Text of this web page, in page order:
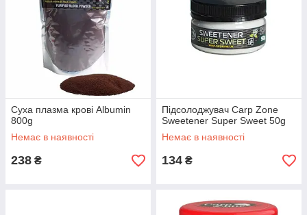
Суха плазма крові Albumin
800g
Немає в наявності
238 ₴
Підсолоджувач Carp Zone
Sweetener Super Sweet 50g
Немає в наявності
134 ₴